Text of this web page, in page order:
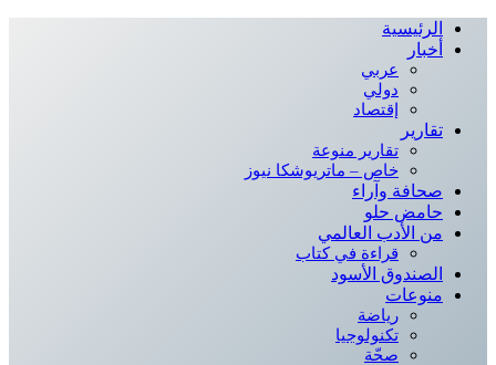
الرئيسية
أخبار
عربي
دولي
إقتصاد
تقارير
تقارير منوعة
خاص – ماتريوشكا نيوز
صحافة وآراء
حامض حلو
من الأدب العالمي
قراءة في كتاب
الصندوق الأسود
منوعات
رياضة
تكنولوجيا
صحّة